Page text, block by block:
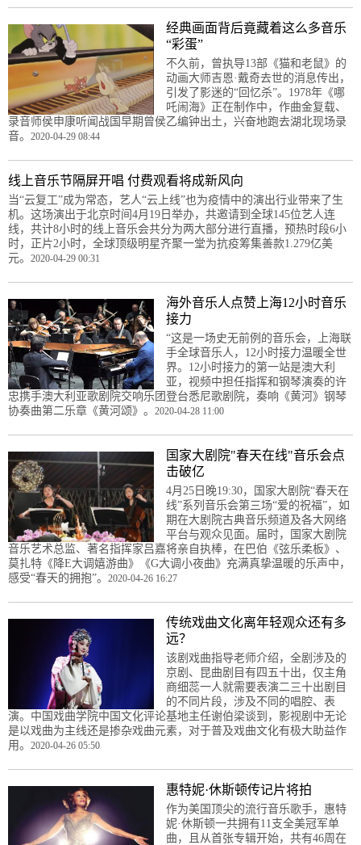
经典画面背后竟藏着这么多音乐
“彩蛋”
不久前，曾执导13部《猫和老鼠》的
动画大师吉恩·戴奇去世的消息传出，
引发了影迷的“回忆杀”。1978年《哪
吒闹海》正在制作中，作曲金复载、
录音师侯申康听闻战国早期曾侯乙编钟出土，兴奋地跑去湖北现场录
音。 2020-04-29 08:44
线上音乐节隔屏开唱 付费观看将成新风向
当“云复工”成为常态，艺人“云上线”也为疫情中的演出行业带来了生
机。这场演出于北京时间4月19日举办，共邀请到全球145位艺人连
线，共计8小时的线上音乐会共分为两大部分进行直播，预热时段6小
时，正片2小时，全球顶级明星齐聚一堂为抗疫筹集善款1.279亿美
元。 2020-04-29 00:31
海外音乐人点赞上海12小时音乐
接力
“这是一场史无前例的音乐会，上海联
手全球音乐人，12小时接力温暖全世
界。12小时接力的第一站是澳大利
亚，视频中担任指挥和钢琴演奏的许
忠携手澳大利亚歌剧院交响乐团登台悉尼歌剧院，奏响《黄河》钢琴
协奏曲第二乐章《黄河颂》。 2020-04-28 11:00
国家大剧院"春天在线"音乐会点
击破亿
4月25日晚19:30，国家大剧院“春天在
线”系列音乐会第三场“爱的祝福”，如
期在大剧院古典音乐频道及各大网络
平台与观众见面。届时，国家大剧院
音乐艺术总监、著名指挥家吕嘉将亲自执棒，在巴伯《弦乐柔板》、
莫扎特《降E大调嬉游曲》《G大调小夜曲》充满真挚温暖的乐声中，
感受“春天的拥抱”。 2020-04-26 16:27
传统戏曲文化离年轻观众还有多
远？
该剧戏曲指导老师介绍，全剧涉及的
京剧、昆曲剧目有四五十出，仅主角
商细蕊一人就需要表演二三十出剧目
的不同片段，涉及不同的唱腔、表
演。中国戏曲学院中国文化评论基地主任谢伯梁谈到，影视剧中无论
是以戏曲为主线还是掺杂戏曲元素，对于普及戏曲文化有极大助益作
用。 2020-04-26 05:50
惠特妮·休斯顿传记片将拍
作为美国顶尖的流行音乐歌手，惠特
妮·休斯顿一共拥有11支全美冠军单
曲，且从首张专辑开始，共有46周在